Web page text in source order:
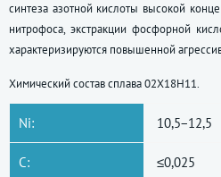
синтеза азотной кислоты высокой
нитрофоса, экстракции фосфорной
характеризируются повышенной
Химический состав сплава 02Х18Н11.
Ni: 10,5−12,5
C: ≤0,025